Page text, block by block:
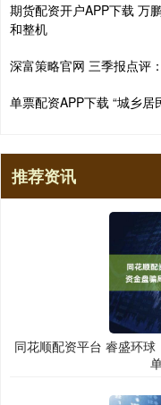
期货配资开户APP下载 万
和整机
深富策略官网 三季报点评
单票配资APP下载 “城乡
推荐资讯
同花顺配资平台 睿盛环球